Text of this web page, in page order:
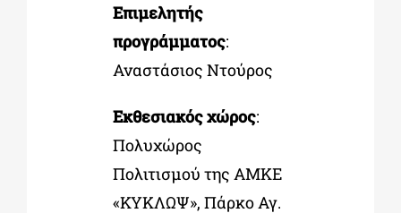
Επιμελητής
προγράμματος:
Αναστάσιος Ντούρος
Εκθεσιακός χώρος:
Πολυχώρος
Πολιτισμού της ΑΜΚΕ
«ΚΥΚΛΩΨ», Πάρκο Αγ.